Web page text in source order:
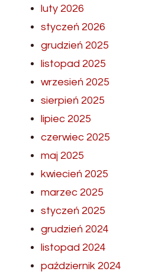
luty 2026
styczeń 2026
grudzień 2025
listopad 2025
wrzesień 2025
sierpień 2025
lipiec 2025
czerwiec 2025
maj 2025
kwiecień 2025
marzec 2025
styczeń 2025
grudzień 2024
listopad 2024
październik 2024